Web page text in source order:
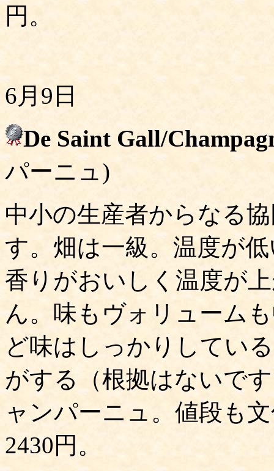
円。
6月9日
De Saint Gall/
パーニュ)
中小の生産者からなる
す。畑は一級。温度が
香りがおいしく温度が
ん。味もヴォリューム
ど味はしっかりしてい
がする（根拠はないで
ャンパーニュ。値段も
2430円。